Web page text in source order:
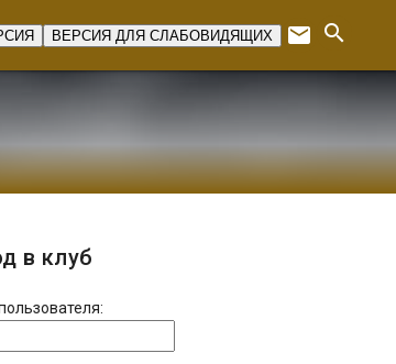
ВЕРСИЯ ДЛЯ СЛАБОВИДЯЩИХ email search
в клуб